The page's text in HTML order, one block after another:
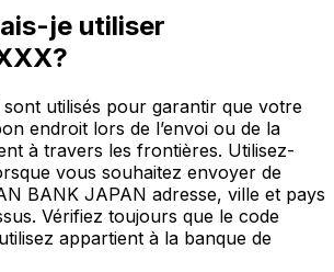
je utiliser
sont utilisés pour garantir que votre
endroit lors de l’envoi ou de la
à travers les frontières. Utilisez-
vous souhaitez envoyer de
BANK JAPAN adresse, ville et pays
Vérifiez toujours que le code
appartient à la banque de